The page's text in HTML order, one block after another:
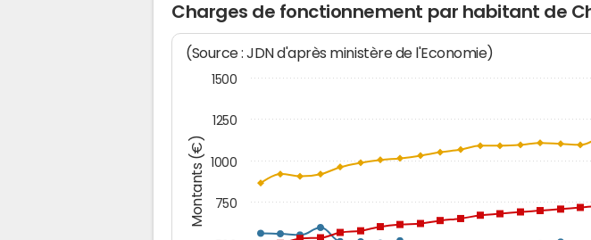
Charges de fonctionnement par habitant de
Montants (€)
(Source : JDN d'après ministère de l'Economie)
750
1000
1250
1500